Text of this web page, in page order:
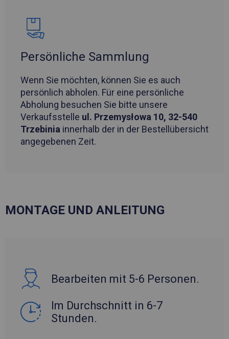
Persönliche Sammlung
Wenn Sie möchten, können Sie es auch
persönlich abholen. Für eine persönliche
Abholung besuchen Sie bitte unsere
Verkaufsstelle ul. Przemysłowa 10, 32-540
Trzebinia innerhalb der in der Bestellübersicht
angegebenen Zeit.
MONTAGE UND ANLEITUNG
Bearbeiten mit 5-6 Personen.
Im Durchschnitt in 6-7
Stunden.